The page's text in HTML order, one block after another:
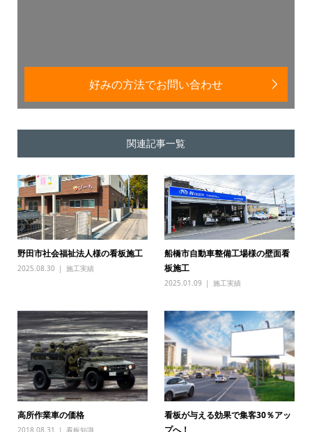
好みの方法でお問い合わせ
関連記事一覧
野田市社会福祉法人様の看板施工
2025.08.30 施工実績
船橋市自動車整備工場様の壁面看
板施工
2025.01.09 施工実績
高所作業車の価格
2018.08.31 看板知識
看板が与える効果で集客30％アッ